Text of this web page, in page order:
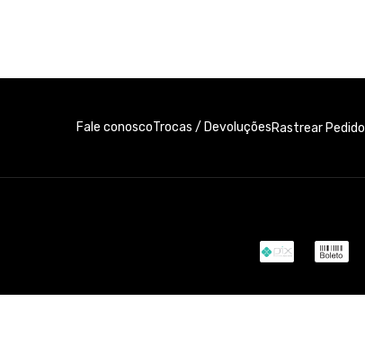
Fale conoscoTrocas / DevoluçõesRastrear Pedido